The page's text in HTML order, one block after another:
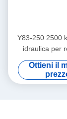
Y83-250 2500
idraulica per
metallo per la
di rottami di
Ottieni il